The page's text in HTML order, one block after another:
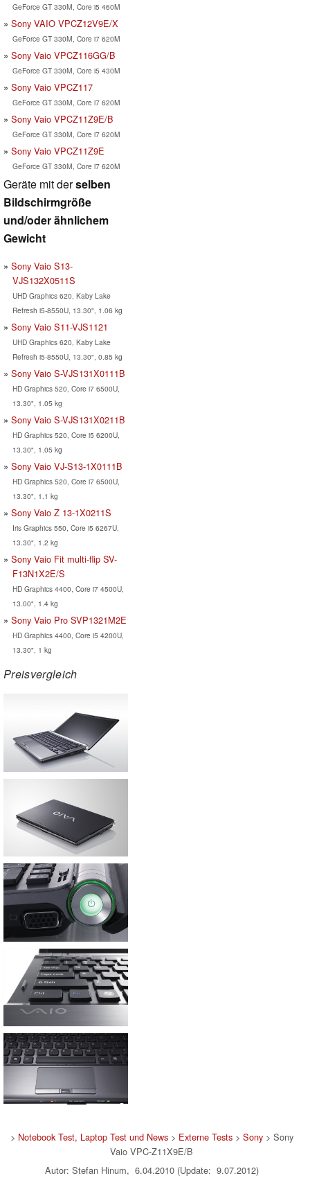
GeForce GT 330M, Core i5 460M
Sony VAIO VPCZ12V9E/X
GeForce GT 330M, Core i7 620M
Sony Vaio VPCZ116GG/B
GeForce GT 330M, Core i5 430M
Sony Vaio VPCZ117
GeForce GT 330M, Core i7 620M
Sony Vaio VPCZ11Z9E/B
GeForce GT 330M, Core i7 620M
Sony Vaio VPCZ11Z9E
GeForce GT 330M, Core i7 620M
Geräte mit derselben
Bildschirmgröße
und/oder ähnlichem
Gewicht
Sony Vaio S13-
VJS132X0511S
UHD Graphics 620, Kaby Lake
Refresh i5-8550U, 13.30", 1.06 kg
Sony Vaio S11-VJS1121
UHD Graphics 620, Kaby Lake
Refresh i5-8550U, 13.30", 0.85 kg
Sony Vaio S-VJS131X0111B
HD Graphics 520, Core i7 6500U,
13.30", 1.05 kg
Sony Vaio S-VJS131X0211B
HD Graphics 520, Core i5 6200U,
13.30", 1.05 kg
Sony Vaio VJ-S13-1X0111B
HD Graphics 520, Core i7 6500U,
13.30", 1.1 kg
Sony Vaio Z 13-1X0211S
Iris Graphics 550, Core i5 6267U,
13.30", 1.2 kg
Sony Vaio Fit multi-flip SV-
F13N1X2E/S
HD Graphics 4400, Core i7 4500U,
13.00", 1.4 kg
Sony Vaio Pro SVP1321M2E
HD Graphics 4400, Core i5 4200U,
13.30", 1 kg
Preisvergleich
> Notebook Test, Laptop Test und News> Externe Tests> Sony> Sony
Vaio VPC-Z11X9E/B
Autor: Stefan Hinum, 6.04.2010 (Update: 9.07.2012)